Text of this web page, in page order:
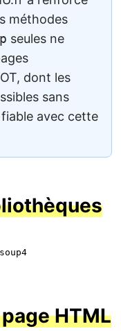
méthodes
seules ne
dont les
sans
avec cette
HTML